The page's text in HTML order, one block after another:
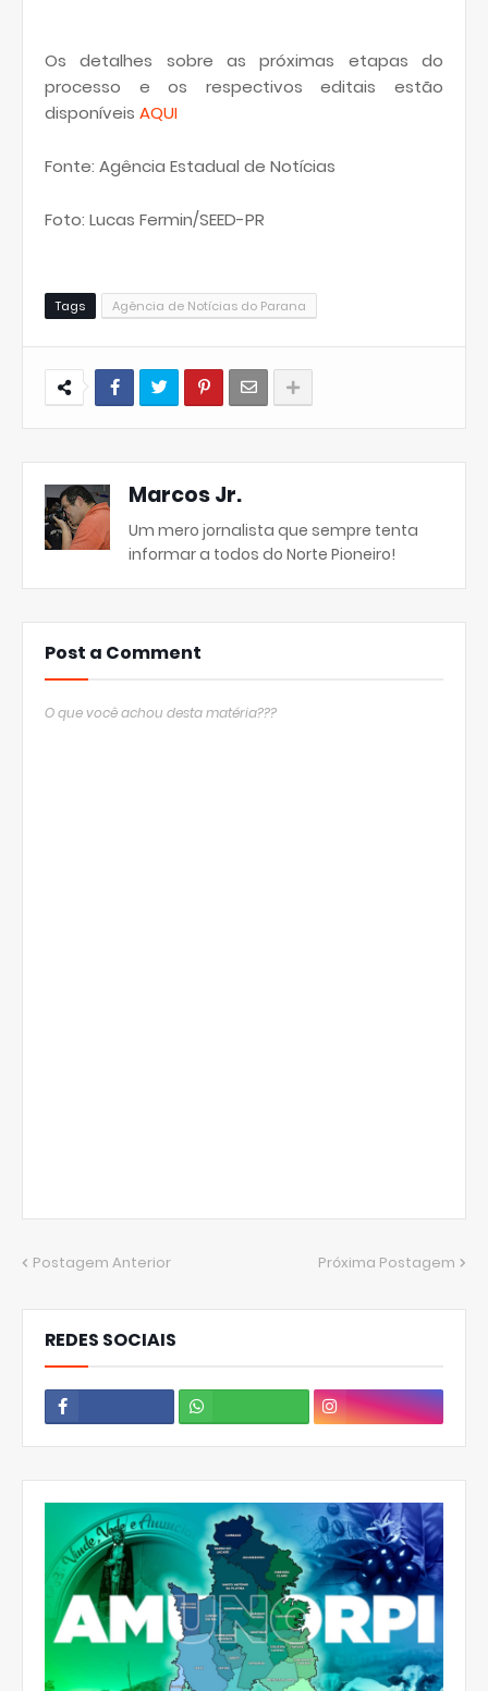
Os detalhes sobre as próximas etapas do
processo e os respectivos editais estão
disponíveis AQUI
Fonte: Agência Estadual de Notícias
Foto: Lucas Fermin/SEED-PR
Tags Agência de Notícias do Parana
Marcos Jr.
Um mero jornalista que sempre tenta
informar a todos do Norte Pioneiro!
Post a Comment
O que você achou desta matéria???
Postagem Anterior Próxima Postagem
REDES SOCIAIS